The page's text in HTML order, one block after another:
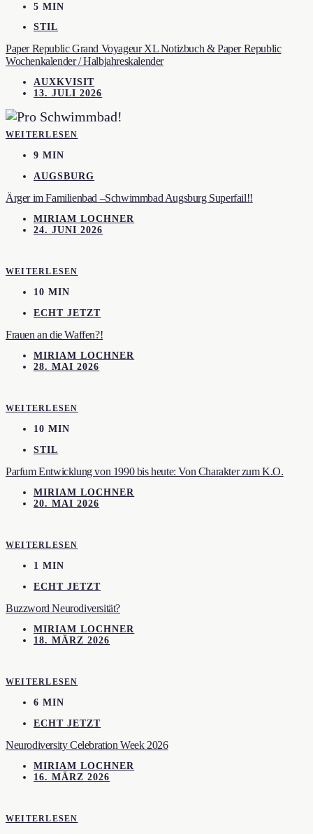
5 MIN
STIL
Paper Republic Grand Voyageur XL Notizbuch & Paper Republic
Wochenkalender / Halbjahreskalender
AUXKVISIT
13. JULI 2026
WEITERLESEN
9 MIN
AUGSBURG
Ärger im Familienbad –Schwimmbad Augsburg Superfail!!
MIRIAM LOCHNER
24. JUNI 2026
WEITERLESEN
10 MIN
ECHT JETZT
Frauen an die Waffen?!
MIRIAM LOCHNER
28. MAI 2026
WEITERLESEN
10 MIN
STIL
Parfum Entwicklung von 1990 bis heute: Von Charakter zum K.O.
MIRIAM LOCHNER
20. MAI 2026
WEITERLESEN
1 MIN
ECHT JETZT
Buzzword Neurodiversität?
MIRIAM LOCHNER
18. MÄRZ 2026
WEITERLESEN
6 MIN
ECHT JETZT
Neurodiversity Celebration Week 2026
MIRIAM LOCHNER
16. MÄRZ 2026
WEITERLESEN